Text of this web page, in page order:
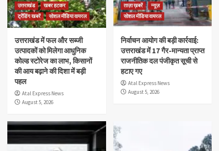
उत्तराखंड
खबर हटकर
ट्रेंडिंग खबरें
सोशल मीडिया वायरल
उत्तराखंड में फल और सब्जी
उत्पादकों को मिलेगा आधुनिक
कोल्ड स्टोरेज का लाभ, किसानों
की आय बढ़ाने की दिशा में बड़ी
पहल
Atal Express News
August 5, 2026
ताज़ा ख़बरें
न्यूज़
सोशल मीडिया वायरल
निर्वाचन आयोग की बड़ी कार्रवाई:
उत्तराखंड में 17 गैर-मान्यता प्राप्त
राजनीतिक दल पंजीकृत सूची से
हटाए गए
Atal Express News
August 5, 2026